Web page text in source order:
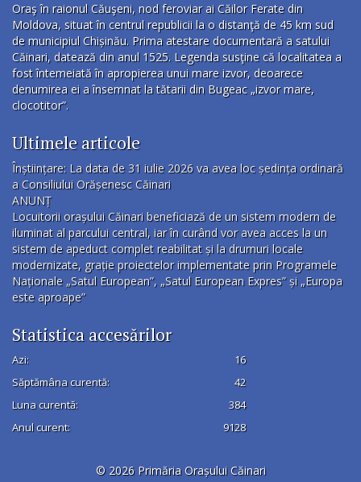
Oraş în raionul Căuşeni, nod feroviar ai Căilor Ferate din
Moldova, situat în centrul republicii la o distanţă de 45 km sud
de municipiul Chișinău. Prima atestare documentară a satului
Căinari, datează din anul 1525. Legenda susţine că localitatea a
fost întemeiată în apropierea unui mare izvor, deoarece
denumirea ei a însemnat la tătarii din Bugeac „izvor mare,
clocotitor”.
Ultimele articole
Înștiințare: La data de 31 iulie 2026 va avea loc ședința ordinară
a Consiliului Orășenesc Căinari
ANUNȚ
Locuitorii orașului Căinari beneficiază de un sistem modern de
iluminat al parcului central, iar în curând vor avea acces la un
sistem de apeduct complet reabilitat și la drumuri locale
modernizate, grație proiectelor implementate prin Programele
Naționale „Satul European”, „Satul European Expres” și „Europa
este aproape”
Statistica accesărilor
Azi:
16
Săptămâna curentă:
42
Luna curentă:
384
Anul curent:
9128
© 2026 Primăria Orașului Căinari